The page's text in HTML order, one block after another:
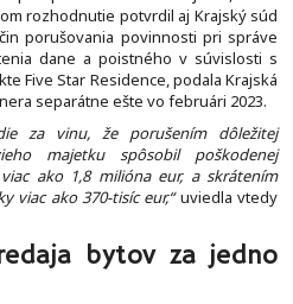
rozhodnutie potvrdil aj Krajský súd
porušovania povinnosti pri správe
dane a poistného v súvislosti s
Five Star Residence, podala Krajská
separátne ešte vo februári 2023.
za vinu, že porušením dôležitej
majetku spôsobil poškodenej
ako 1,8 milióna eur, a skrátením
viac ako 370-tisíc eur,“uviedla vtedy
bytov za jedno